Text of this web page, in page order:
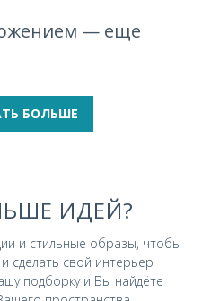
— еще
БОЛЬШЕ
ИДЕЙ?
и стильные образы, чтобы
сделать свой интерьер
подборку и Вы найдёте